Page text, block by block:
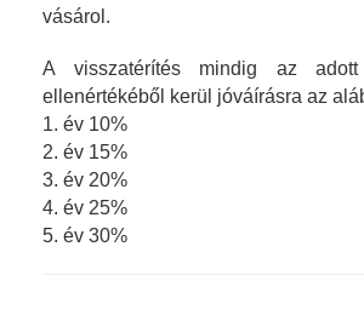
vásárol.
A visszatérítés mindig az
ellenértékéből kerül jóváírásra az
1. év 10%
2. év 15%
3. év 20%
4. év 25%
5. év 30%